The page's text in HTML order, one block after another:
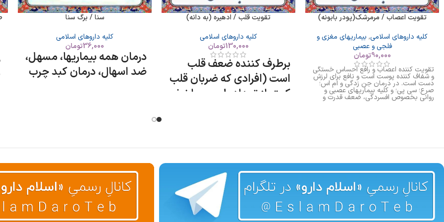
تقویت اعصاب / مرمرشک(پودر بابونه)
کلیه داروهای اسلامی, بیماریهای مغزی و
فلجی و عصبی
90,000تومان
تقویت کننده اعصاب و رافع احساس خستگی
و شفاف کننده پوست است و نافع برای لرزش
دست است. در درمان جن زدگی و ام اس؛
صرع؛ سی پی؛ و کلیه بیماریهای عصبی و
روانی بخصوص افسردگی، ضعف قدرت و
تحرک عضلات، پرش عضلات، پارکینسون
تقویت قلب / ادهیره (به دانه)
کلیه داروهای اسلامی
130,000تومان
برطرف کننده ضعف قلب
است (افرادی که ضربان قلب
کمتر از تعداد طبیعی یا نبض
سنا / برگ سنا
کلیه داروهای اسلامی
36,000تومان
درمان همه بیماریها، مسهل،
ضد اسهال، درمان کبد چرب